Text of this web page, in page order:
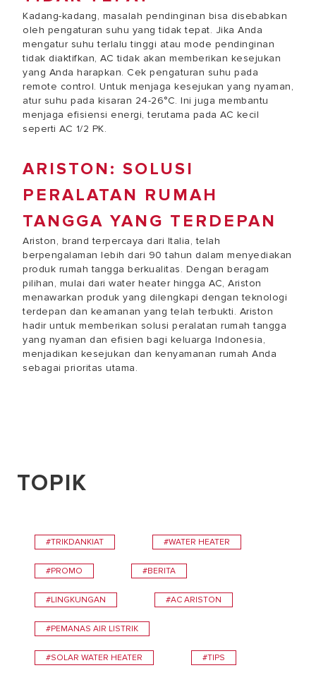
Kadang-kadang, masalah pendinginan bisa disebabkan
oleh pengaturan suhu yang tidak tepat. Jika Anda
mengatur suhu terlalu tinggi atau mode pendinginan
tidak diaktifkan, AC tidak akan memberikan kesejukan
yang Anda harapkan. Cek pengaturan suhu pada
remote control. Untuk menjaga kesejukan yang nyaman,
atur suhu pada kisaran 24-26°C. Ini juga membantu
menjaga efisiensi energi, terutama pada AC kecil
seperti AC 1/2 PK.
ARISTON: SOLUSI
PERALATAN RUMAH
TANGGA YANG TERDEPAN
Ariston, brand terpercaya dari Italia, telah
berpengalaman lebih dari 90 tahun dalam menyediakan
produk rumah tangga berkualitas. Dengan beragam
pilihan, mulai dari water heater hingga AC, Ariston
menawarkan produk yang dilengkapi dengan teknologi
terdepan dan keamanan yang telah terbukti. Ariston
hadir untuk memberikan solusi peralatan rumah tangga
yang nyaman dan efisien bagi keluarga Indonesia,
menjadikan kesejukan dan kenyamanan rumah Anda
sebagai prioritas utama.
TOPIK
#TRIKDANKIAT #WATER HEATER
#PROMO #BERITA
#LINGKUNGAN #AC ARISTON
#PEMANAS AIR LISTRIK
#SOLAR WATER HEATER #TIPS